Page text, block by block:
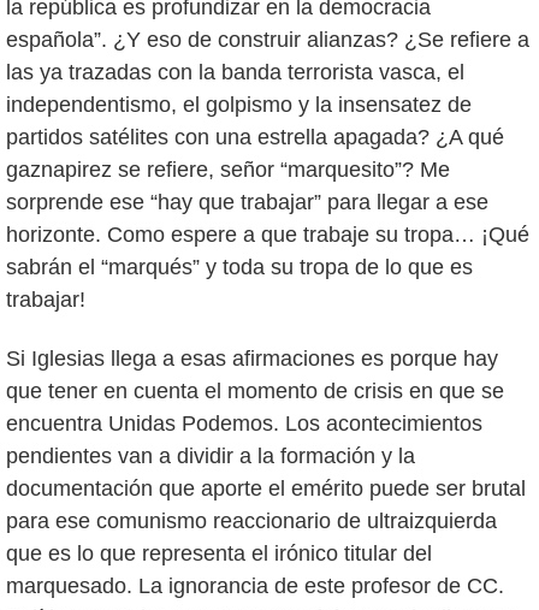
la república es profundizar en la democracia
española”. ¿Y eso de construir alianzas? ¿Se refiere a
las ya trazadas con la banda terrorista vasca, el
independentismo, el golpismo y la insensatez de
partidos satélites con una estrella apagada? ¿A qué
gaznapirez se refiere, señor “marquesito”? Me
sorprende ese “hay que trabajar” para llegar a ese
horizonte. Como espere a que trabaje su tropa… ¡Qué
sabrán el “marqués” y toda su tropa de lo que es
trabajar!
Si Iglesias llega a esas afirmaciones es porque hay
que tener en cuenta el momento de crisis en que se
encuentra Unidas Podemos. Los acontecimientos
pendientes van a dividir a la formación y la
documentación que aporte el emérito puede ser brutal
para ese comunismo reaccionario de ultraizquierda
que es lo que representa el irónico titular del
marquesado. La ignorancia de este profesor de CC.